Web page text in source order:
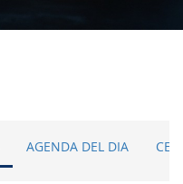
AGENDA DEL DIA